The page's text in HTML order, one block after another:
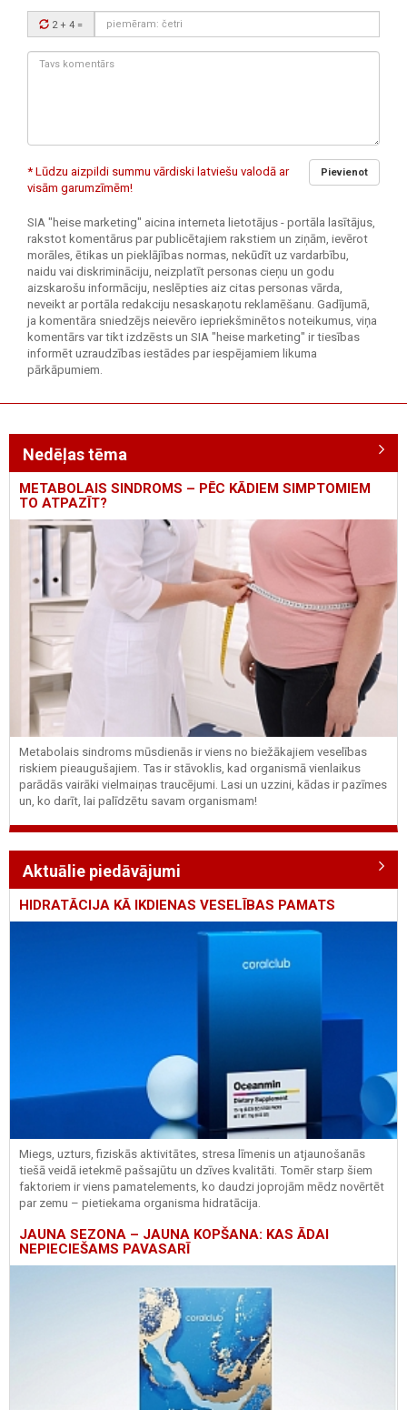
Drošības
kods:
2 + 4 =
Tavs
Pievienot
* Lūdzu aizpildi summu vārdiski latviešu valodā ar
visām garumzīmēm!
SIA "heise marketing" aicina interneta lietotājus - portāla lasītājus,
rakstot komentārus par publicētajiem rakstiem un ziņām, ievērot
morāles, ētikas un pieklājības normas, nekūdīt uz vardarbību,
naidu vai diskrimināciju, neizplatīt personas cieņu un godu
aizskarošu informāciju, neslēpties aiz citas personas vārda,
neveikt ar portāla redakciju nesaskaņotu reklamēšanu. Gadījumā,
ja komentāra sniedzējs neievēro iepriekšminētos noteikumus, viņa
komentārs var tikt izdzēsts un SIA "heise marketing" ir tiesības
informēt uzraudzības iestādes par iespējamiem likuma
pārkāpumiem.
Nedēļas tēma
METABOLAIS SINDROMS – PĒC KĀDIEM SIMPTOMIEM
TO ATPAZĪT?
Metabolais sindroms mūsdienās ir viens no biežākajiem veselības
riskiem pieaugušajiem. Tas ir stāvoklis, kad organismā vienlaikus
parādās vairāki vielmaiņas traucējumi. Lasi un uzzini, kādas ir pazīmes
un, ko darīt, lai palīdzētu savam organismam!
Aktuālie piedāvājumi
HIDRATĀCIJA KĀ IKDIENAS VESELĪBAS PAMATS
Miegs, uzturs, fiziskās aktivitātes, stresa līmenis un atjaunošanās
tiešā veidā ietekmē pašsajūtu un dzīves kvalitāti. Tomēr starp šiem
faktoriem ir viens pamatelements, ko daudzi joprojām mēdz novērtēt
par zemu – pietiekama organisma hidratācija.
JAUNA SEZONA – JAUNA KOPŠANA: KAS ĀDAI
NEPIECIEŠAMS PAVASARĪ